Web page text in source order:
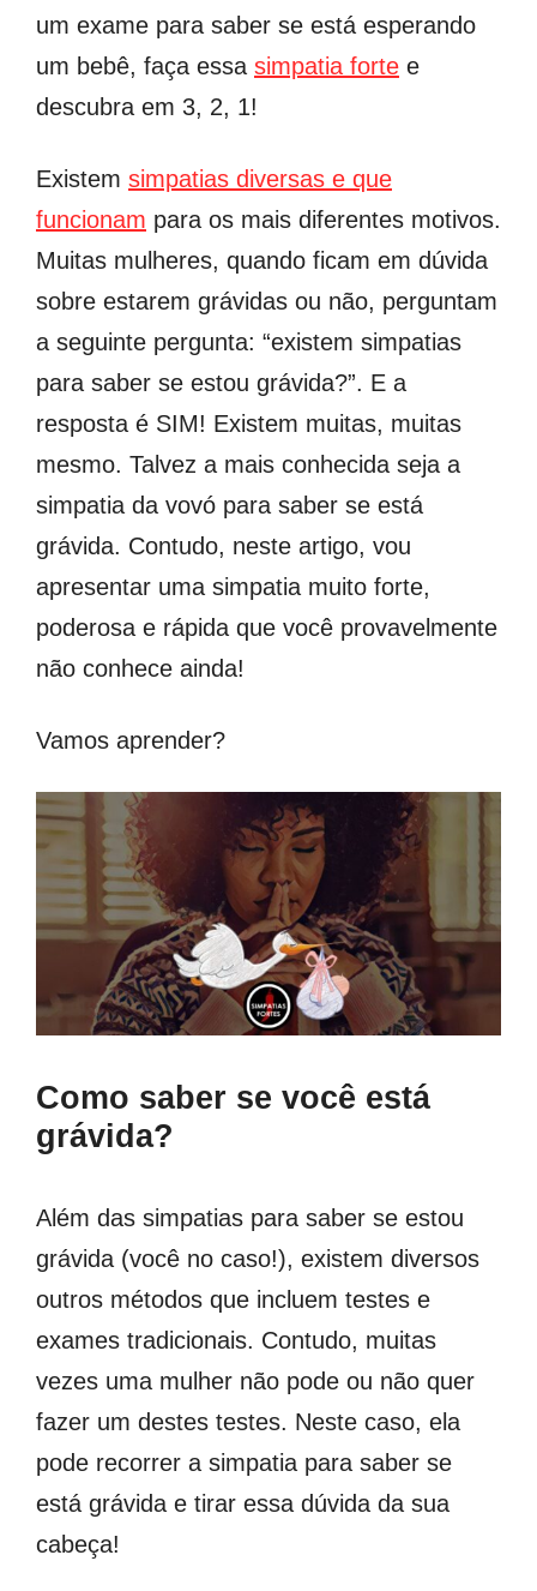
um exame para saber se está esperando
um bebê, faça essa simpatia forte e
descubra em 3, 2, 1!
Existem simpatias diversas e que
funcionam para os mais diferentes motivos.
Muitas mulheres, quando ficam em dúvida
sobre estarem grávidas ou não, perguntam
a seguinte pergunta: “existem simpatias
para saber se estou grávida?”. E a
resposta é SIM! Existem muitas, muitas
mesmo. Talvez a mais conhecida seja a
simpatia da vovó para saber se está
grávida. Contudo, neste artigo, vou
apresentar uma simpatia muito forte,
poderosa e rápida que você provavelmente
não conhece ainda!
Vamos aprender?
Como saber se você está
grávida?
Além das simpatias para saber se estou
grávida (você no caso!), existem diversos
outros métodos que incluem testes e
exames tradicionais. Contudo, muitas
vezes uma mulher não pode ou não quer
fazer um destes testes. Neste caso, ela
pode recorrer a simpatia para saber se
está grávida e tirar essa dúvida da sua
cabeça!